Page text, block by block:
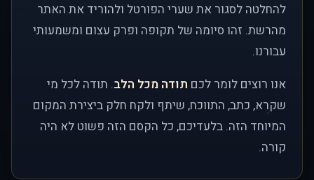
להחלטה לסגור את שערי הפורטל ולהוריד את האתר
מהרשת. זהו סיומה של תקופה ופרק עצום ומשמעותי
עבורנו.
אנו רוצים לומר לכם תודה מכל הלב. תודה לכל מי
שקרא, כתב, התווכח, שיתף ולקח חלק ביצירת המקום
המיוחד הזה. בלעדיכם, כל הקסם הזה פשוט לא היה
קורה.